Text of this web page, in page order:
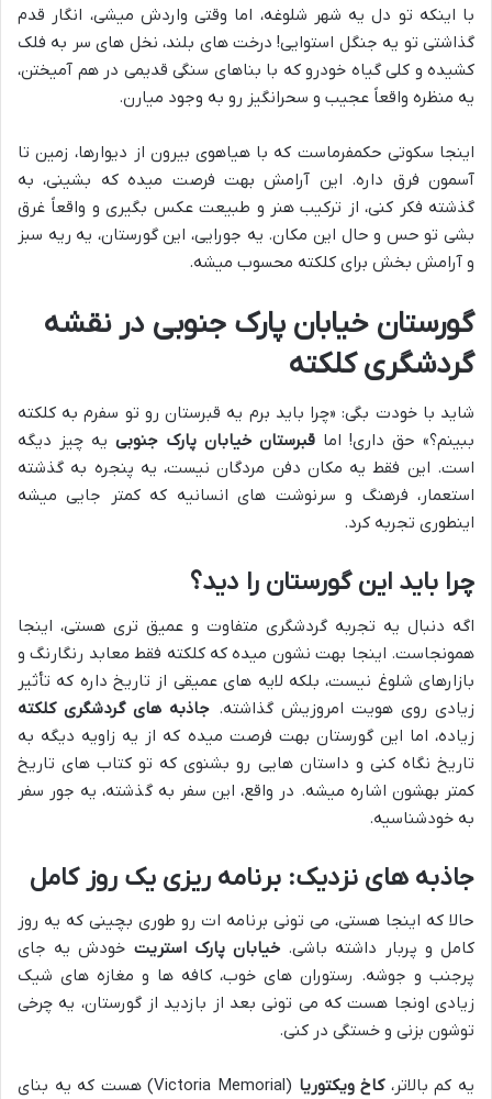
با اینکه تو دل یه شهر شلوغه، اما وقتی واردش میشی، انگار قدم
گذاشتی تو یه جنگل استوایی! درخت های بلند، نخل های سر به فلک
کشیده و کلی گیاه خودرو که با بناهای سنگی قدیمی در هم آمیختن،
یه منظره واقعاً عجیب و سحرانگیز رو به وجود میارن.
اینجا سکوتی حکمفرماست که با هیاهوی بیرون از دیوارها، زمین تا
آسمون فرق داره. این آرامش بهت فرصت میده که بشینی، به
گذشته فکر کنی، از ترکیب هنر و طبیعت عکس بگیری و واقعاً غرق
بشی تو حس و حال این مکان. یه جورایی، این گورستان، یه ریه سبز
و آرامش بخش برای کلکته محسوب میشه.
گورستان خیابان پارک جنوبی در نقشه
گردشگری کلکته
شاید با خودت بگی: «چرا باید برم یه قبرستان رو تو سفرم به کلکته
ببینم؟» حق داری! اما قبرستان خیابان پارک جنوبی یه چیز دیگه
است. این فقط یه مکان دفن مردگان نیست، یه پنجره به گذشته
استعمار، فرهنگ و سرنوشت های انسانیه که کمتر جایی میشه
اینطوری تجربه کرد.
چرا باید این گورستان را دید؟
اگه دنبال یه تجربه گردشگری متفاوت و عمیق تری هستی، اینجا
همونجاست. اینجا بهت نشون میده که کلکته فقط معابد رنگارنگ و
بازارهای شلوغ نیست، بلکه لایه های عمیقی از تاریخ داره که تأثیر
زیادی روی هویت امروزیش گذاشته. جاذبه های گردشگری کلکته
زیاده، اما این گورستان بهت فرصت میده که از یه زاویه دیگه به
تاریخ نگاه کنی و داستان هایی رو بشنوی که تو کتاب های تاریخ
کمتر بهشون اشاره میشه. در واقع، این سفر به گذشته، یه جور سفر
به خودشناسیه.
جاذبه های نزدیک: برنامه ریزی یک روز کامل
حالا که اینجا هستی، می تونی برنامه ات رو طوری بچینی که یه روز
کامل و پربار داشته باشی. خیابان پارک استریت خودش یه جای
پرجنب و جوشه. رستوران های خوب، کافه ها و مغازه های شیک
زیادی اونجا هست که می تونی بعد از بازدید از گورستان، یه چرخی
توشون بزنی و خستگی در کنی.
یه کم بالاتر،کاخ ویکتوریا
(Victoria Memorial) هست که یه بنای